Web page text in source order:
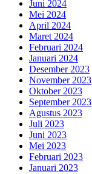
Juni 2024
Mei 2024
April 2024
Maret 2024
Februari 2024
Januari 2024
Desember 2023
November 2023
Oktober 2023
September 2023
Agustus 2023
Juli 2023
Juni 2023
Mei 2023
Februari 2023
Januari 2023